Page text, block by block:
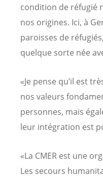
condition de réfugié
nos origines. Ici, à
paroisses de
quelque sorte née
«Je pense qu’il est
nos valeurs
personnes, mais
leur intégration est
«La CMER est une
Les secours